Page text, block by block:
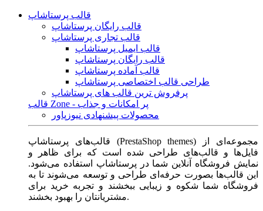
قالب پرستاشاپ
قالب رایگان پرستاشاپ
قالب تجاری پرستاشاپ
قالب ایمیل پرستاشاپ
قالب رایگان پرستاشاپ
قالب آماده پرستاشاپ
طراحی قالب اختصاصی پرستاشاپ
پرفروش ترین قالب های پرستاشاپ
قالب Zone - پر امکانات و جذاب
محصولات پیشنهادی نیوزپاور
قالب‌های پرستاشاپ (PrestaShop themes) مجموعه‌ای از
فایل‌ها و قالب‌های طراحی شده است که برای ظاهر و
نمایش فروشگاه آنلاین شما در پرستاشاپ استفاده می‌شود.
این قالب‌ها بصورت حرفه‌ای طراحی و توسعه می‌شوند تا به
فروشگاه شما شکوه و زیبایی ببخشند و تجربه خرید برای
مشتریانتان را بهبود بخشند.